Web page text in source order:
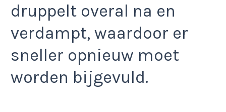
druppelt overal na en
verdampt, waardoor er
sneller opnieuw moet
worden bijgevuld.